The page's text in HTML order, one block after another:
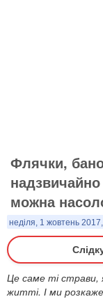
Флячки,
можна
неділя, 1 жовтень
Це саме ті страви,
житті. І ми